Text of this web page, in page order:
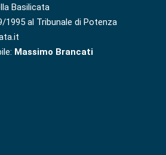
Basilicata
1995 al Tribunale di Potenza
Massimo Brancati